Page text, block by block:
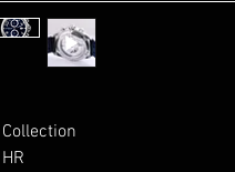
Collection
HR